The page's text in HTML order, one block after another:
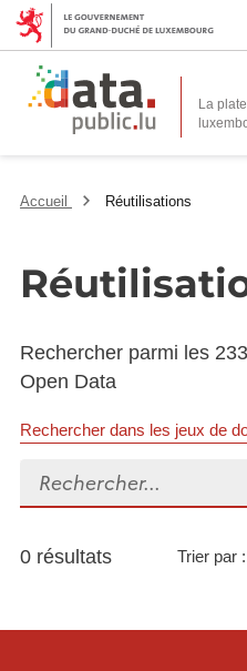
La
Accueil Réutilisations
Rechercher parmi les
Open Data
Rechercher dans les jeux de
Rechercher...
0 résultats Trier par :